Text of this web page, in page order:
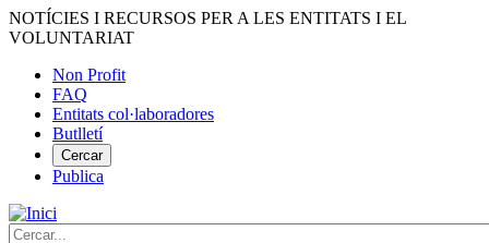
Vés
al
NOTÍCIES I RECURSOS PER A LES ENTITATS I EL
VOLUNTARIAT
Menú
del
compte
d'usuari
Non Profit
FAQ
Entitats col·laboradores
Butlletí
Cercar
Publica
Cerca